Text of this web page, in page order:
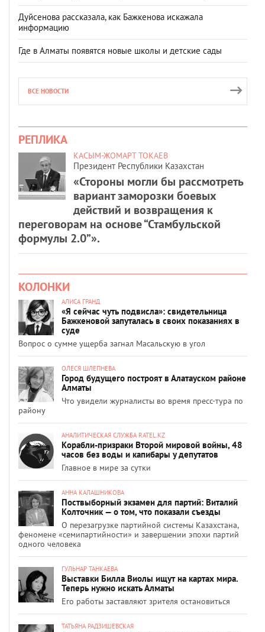
Дуйсенова рассказала, как Бажкенова искажала
информацию
Где в Алматы появятся новые школы и детские сады
ВСЕ НОВОСТИ
РЕПЛИКА
КАСЫМ-ЖОМАРТ ТОКАЕВ
Президент Республики Казахстан
«Стороны могли бы рассмотреть
вариант заморозки боевых
действий и возвращения к
переговорам на основе “Стамбульской
формулы 2.0”».
КОЛОНКИ
АЛИСА ГРАНД
«Я сейчас чуть подвисла»: свидетельница
Бажкеновой запуталась в своих показаниях в
суде
Вопрос о сумме ущерба загнал Масальскую в угол
ОЛЕСЯ ШЛЕПНЕВА
Город будущего построят в Алатауском районе
Алматы
Что увидели журналисты во время пресс-тура по
району
АНАЛИТИЧЕСКАЯ СЛУЖБА RATEL.KZ
Корабли-призраки Второй мировой войны, 48
часов без воды и капибары у депутатов
Главное в мире за сутки
АННА КАЛАШНИКОВА
Поствыборный экзамен для партий: Виталий
Колточник — о том, что показали съезды
О перезагрузке партийной системы Казахстана,
феномене «семипартийности» и завершении эпохи партий
одного человека
ГУЛЬНАР ТАНКАЕВА
Выставки Билла Виолы ищут на картах мира.
Теперь нужно искать Алматы
Его работы заставляют зрителя остановиться
ТАТЬЯНА РАДЗИШЕВСКАЯ